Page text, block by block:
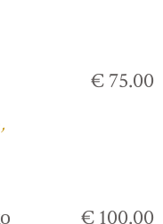
€ 75.00
€ 100.00